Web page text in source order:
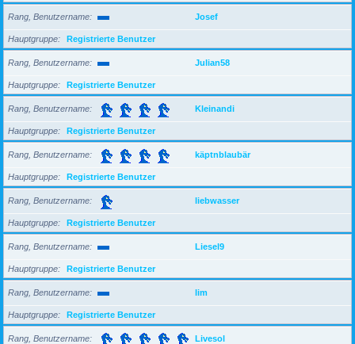
Rang, Benutzername Josef
Hauptgruppe Registrierte Benutzer
Rang, Benutzername Julian58
Hauptgruppe Registrierte Benutzer
Rang, Benutzername Kleinandi
Hauptgruppe Registrierte Benutzer
Rang, Benutzername käptnblaubär
Hauptgruppe Registrierte Benutzer
Rang, Benutzername liebwasser
Hauptgruppe Registrierte Benutzer
Rang, Benutzername Liesel9
Hauptgruppe Registrierte Benutzer
Rang, Benutzername lim
Hauptgruppe Registrierte Benutzer
Rang, Benutzername Livesol